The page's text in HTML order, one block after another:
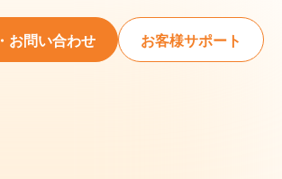
お問い合わせ お客様サポート